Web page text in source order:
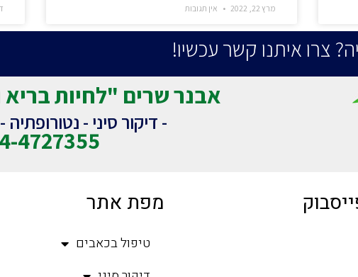
מרץ 22, 2022 אין תגובות
צרו איתנו קשר עכשיו!
אבנר שרים "לחיות
- דיקור סיני -
4727355
מפת אתר
טיפול בכאבים